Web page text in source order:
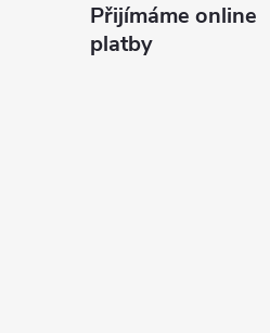
Přijímáme online
platby